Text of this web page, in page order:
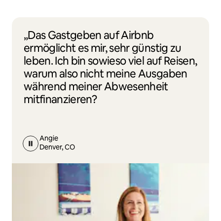
„Das Gastgeben auf Airbnb
ermöglicht es mir, sehr günstig zu
leben. Ich bin sowieso viel auf Reisen,
warum also nicht meine Ausgaben
während meiner Abwesenheit
mitfinanzieren?
Angie
Denver, CO